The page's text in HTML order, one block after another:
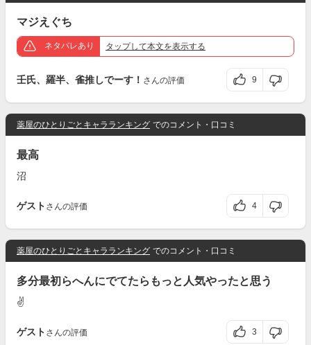
マジえぐち
ネタバレあり タップして本文を表示する
壬氏、羅半、雀推しでーす！ さんの評価 9
薬屋のひとりごとキャラランキング でのコメント・口コミ
最高
沼
ゲスト さんの評価 4
薬屋のひとりごとキャラランキング でのコメント・口コミ
多分最初らへんにでてたらもっと人気やったと思う
✌️
ゲスト さんの評価 3